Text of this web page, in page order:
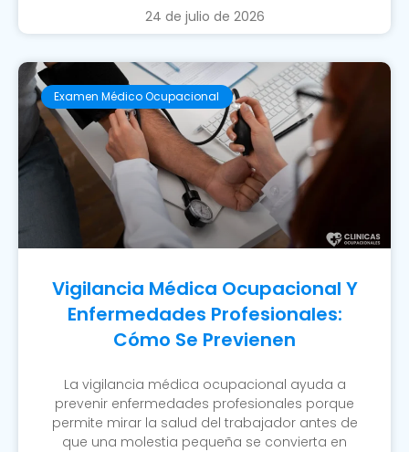
24 de julio de 2026
Examen Médico Ocupacional
Vigilancia Médica Ocupacional Y
Enfermedades Profesionales:
Cómo Se Previenen
La vigilancia médica ocupacional ayuda a
prevenir enfermedades profesionales porque
permite mirar la salud del trabajador antes de
que una molestia pequeña se convierta en